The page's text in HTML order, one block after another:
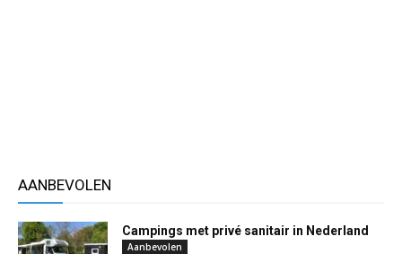
AANBEVOLEN
Campings met privé sanitair in Nederland
Aanbevolen